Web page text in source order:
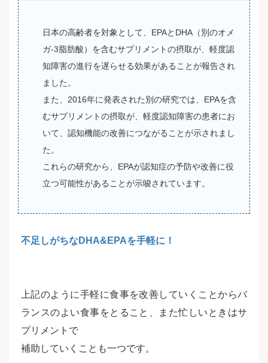
日本の高齢者を対象として、EPAとDHA（別のオメ
ガ-3脂肪酸）を含むサプリメントの摂取が、軽度認
知障害の進行を遅らせる効果があることが報告され
ました。
また、2016年に発表された別の研究では、EPAを含
むサプリメントの摂取が、軽度認知障害の患者にお
いて、認知機能の改善につながることが示されまし
た。
これらの研究から、EPAが認知症の予防や改善に役
立つ可能性があることが示唆されています。
不足しがちなDHA&EPAを手軽に！
上記のように手軽に食事を改善していくことからバ
ランスのよい食事をとること、また忙しいときはサ
プリメントで
補助していくことも一つです。